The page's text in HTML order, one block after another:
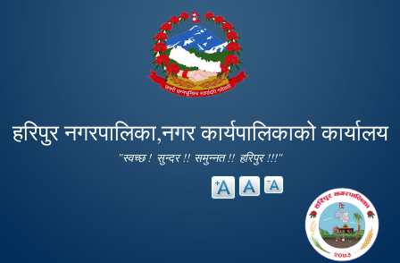
main
content
हरिपुर नगरपालिका,नगर कार्यपालिकाको कार्यालय
"स्वच्छ ! सुन्दर !! समुन्नत !! हरिपुर !!!"